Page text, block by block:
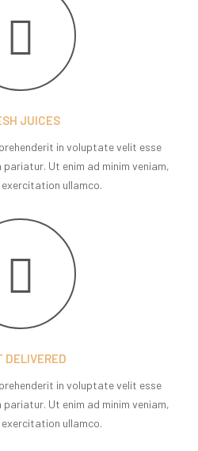
JUICES
in voluptate velit esse
Ut enim ad minim veniam,
ullamco.
DELIVERED
in voluptate velit esse
Ut enim ad minim veniam,
ullamco.